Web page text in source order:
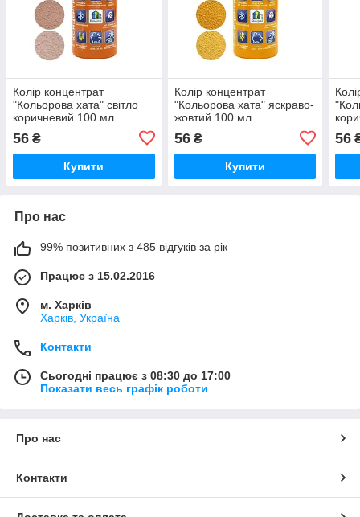
Колір концентрат
"Кольорова хата" світло
коричневий 100 мл
56 ₴
Купити
Колір концентрат
"Кольорова хата" яскраво-
жовтий 100 мл
56₴
Купити
56
Про нас
99% позитивних з 485 відгуків за рік
Працює з 15.02.2016
м. Харків
Харків, Україна
Контакти
Сьогодні працює з 08:30 до 17:00
Показати весь графік роботи
Про нас
Контакти